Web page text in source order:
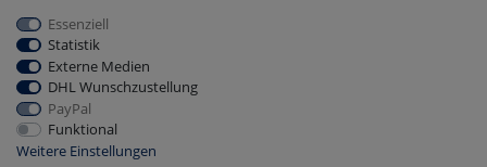
2026 Skihaus Hellenberg e.K.
*Alle Preise inkl. MwSt., zzgl. Versandkosten
Essenziell
Statistik
Externe Medien
DHL Wunschzustellung
PayPal
Funktional
Weitere Einstellungen